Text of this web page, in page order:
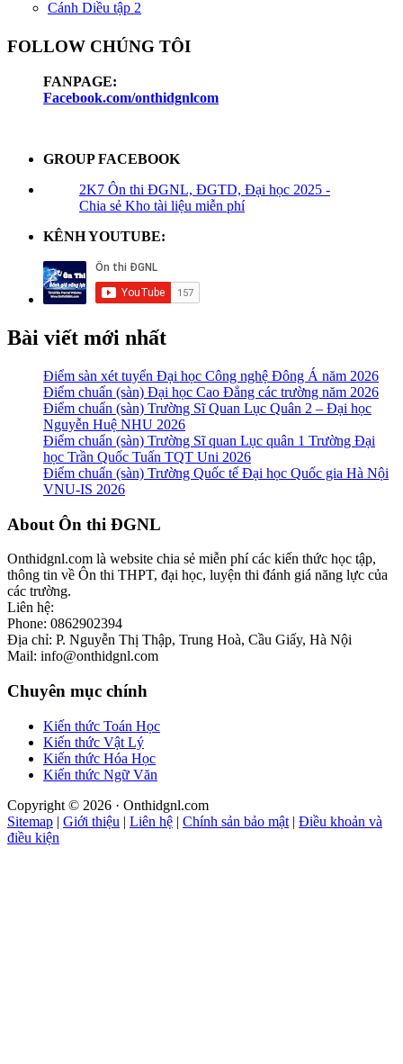
Cánh Diều tập 2
FOLLOW CHÚNG TÔI
FANPAGE:
Facebook.com/onthidgnlcom
GROUP FACEBOOK
2K7 Ôn thi ĐGNL, ĐGTD, Đại học 2025 -
Chia sẻ Kho tài liệu miễn phí
KÊNH YOUTUBE:
Bài viết mới nhất
Điểm sàn xét tuyển Đại học Công nghệ Đông Á năm 2026
Điểm chuẩn (sàn) Đại học Cao Đẳng các trường năm 2026
Điểm chuẩn (sàn) Trường Sĩ Quan Lục Quân 2 – Đại học
Nguyễn Huệ NHU 2026
Điểm chuẩn (sàn) Trường Sĩ quan Lục quân 1 Trường Đại
học Trần Quốc Tuấn TQT Uni 2026
Điểm chuẩn (sàn) Trường Quốc tế Đại học Quốc gia Hà Nội
VNU-IS 2026
Footer
About Ôn thi ĐGNL
Onthidgnl.com là website chia sẻ miễn phí các kiến thức học tập,
thông tin về Ôn thi THPT, đại học, luyện thi đánh giá năng lực của
các trường.
Liên hệ:
Phone: 0862902394
Địa chỉ: P. Nguyễn Thị Thập, Trung Hoà, Cầu Giấy, Hà Nội
Mail: info@onthidgnl.com
Chuyên mục chính
Kiến thức Toán Học
Kiến thức Vật Lý
Kiến thức Hóa Học
Kiến thức Ngữ Văn
Copyright © 2026 · Onthidgnl.com
Sitemap | Giới thiệu | Liên hệ | Chính sản bảo mật | Điều khoản và
điều kiện